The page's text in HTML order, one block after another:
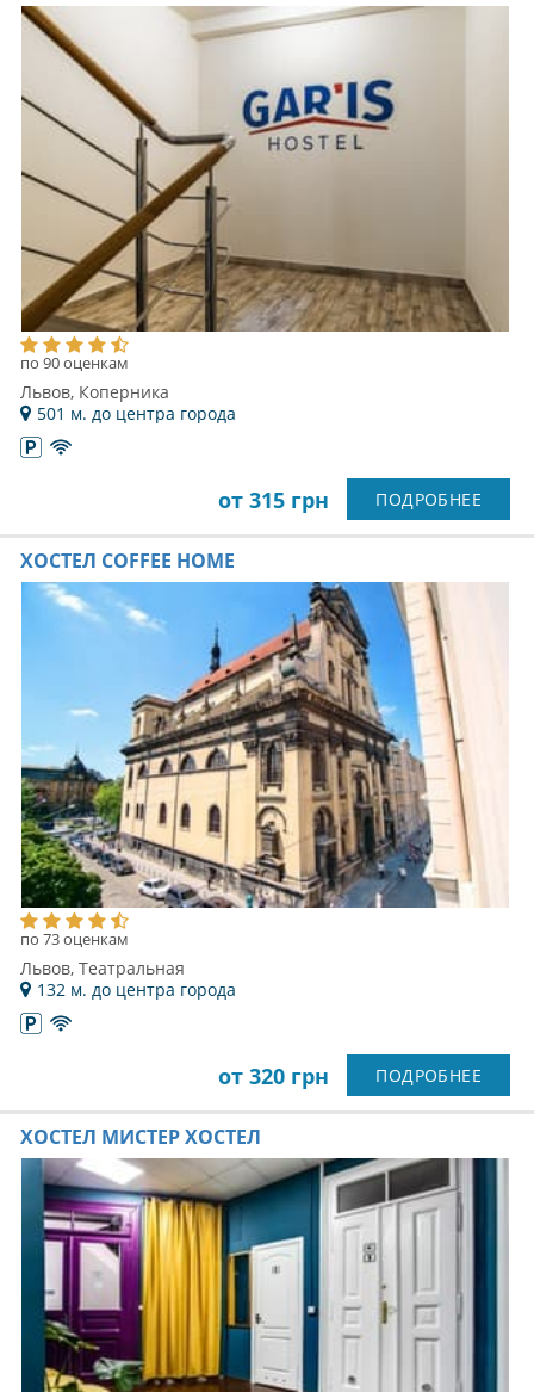
по 90 оценкам
Львов, Коперника
501 м. до центра города
от 315 грн ПОДРОБНЕЕ
ХОСТЕЛ COFFEE HOME
по 73 оценкам
Львов, Театральная
132 м. до центра города
от 320 грн ПОДРОБНЕЕ
ХОСТЕЛ МИСТЕР ХОСТЕЛ